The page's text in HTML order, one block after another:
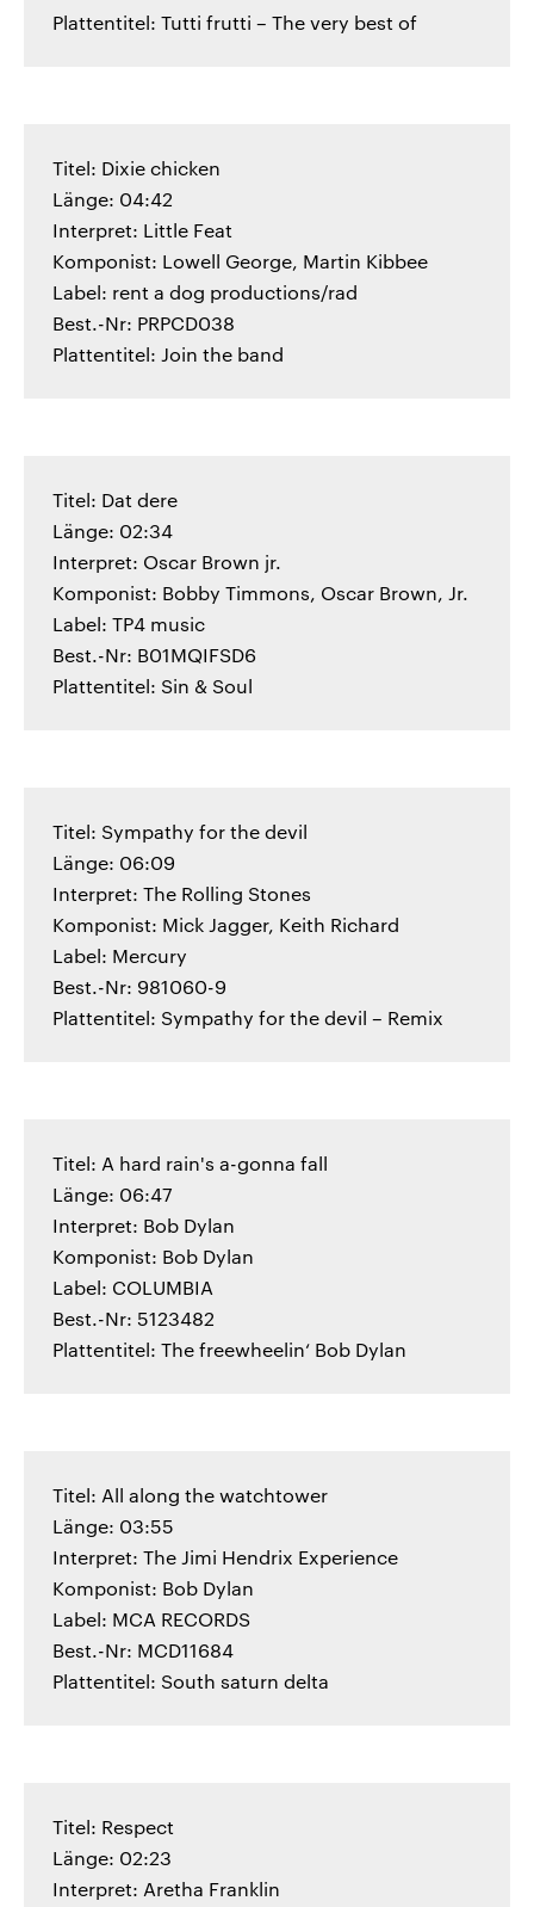
Plattentitel: Tutti frutti – The very best of
Titel: Dixie chicken
Länge: 04:42
Interpret: Little Feat
Komponist: Lowell George, Martin Kibbee
Label: rent a dog productions/rad
Best.-Nr: PRPCD038
Plattentitel: Join the band
Titel: Dat dere
Länge: 02:34
Interpret: Oscar Brown jr.
Komponist: Bobby Timmons, Oscar Brown, Jr.
Label: TP4 music
Best.-Nr: B01MQIFSD6
Plattentitel: Sin & Soul
Titel: Sympathy for the devil
Länge: 06:09
Interpret: The Rolling Stones
Komponist: Mick Jagger, Keith Richard
Label: Mercury
Best.-Nr: 981060-9
Plattentitel: Sympathy for the devil – Remix
Titel: A hard rain's a-gonna fall
Länge: 06:47
Interpret: Bob Dylan
Komponist: Bob Dylan
Label: COLUMBIA
Best.-Nr: 5123482
Plattentitel: The freewheelin‘ Bob Dylan
Titel: All along the watchtower
Länge: 03:55
Interpret: The Jimi Hendrix Experience
Komponist: Bob Dylan
Label: MCA RECORDS
Best.-Nr: MCD11684
Plattentitel: South saturn delta
Titel: Respect
Länge: 02:23
Interpret: Aretha Franklin